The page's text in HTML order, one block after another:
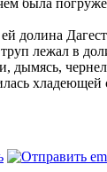
долина
лежал в
дымясь,
хладеющей